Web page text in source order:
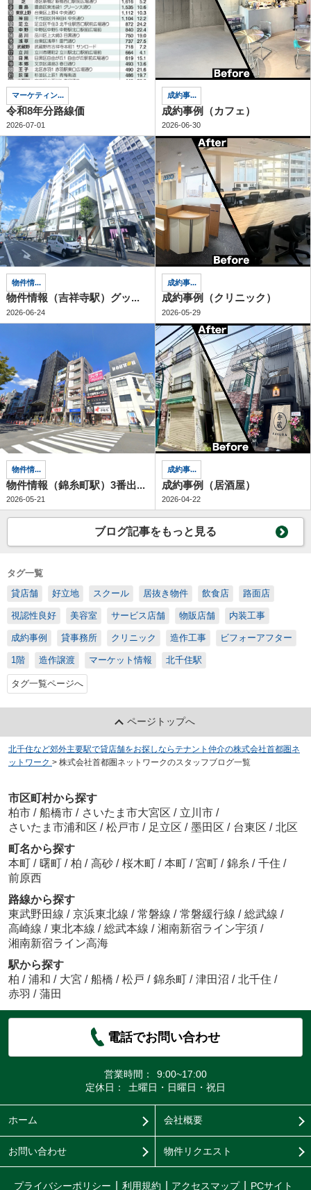
マーケティン...
令和8年分路線価
2026-07-01
成約事...
成約事例（カフェ）
2026-06-30
物件情...
物件情報（吉祥寺駅）グッ...
2026-06-24
成約事...
成約事例（クリニック）
2026-05-29
物件情...
物件情報（錦糸町駅）3番出...
2026-05-21
成約事...
成約事例（居酒屋）
2026-04-22
ブログ記事をもっと見る
タグ一覧
貸店舗
好立地 スクール 居抜き物件 飲食店 路面店
視認性良好 美容室 サービス店舗 物販店舗 内装工事
成約事例 貸事務所 クリニック 造作工事 ビフォーアフター
1階 造作譲渡 マーケット情報 北千住駅
タグ一覧ページへ
ページトップへ
北千住など郊外主要駅で貸店舗をお探しならテナント仲介の株式会社首都圏ネ
ットワーク > 株式会社首都圏ネットワークのスタッフブログ一覧
市区町村から探す
柏市 / 船橋市 / さいたま市大宮区 / 立川市 /
さいたま市浦和区 / 松戸市 / 足立区 / 墨田区 / 台東区 / 北区
町名から探す
本町 / 曙町 / 柏 / 高砂 / 桜木町 / 本町 / 宮町 / 錦糸 / 千住 /
前原西
路線から探す
東武野田線 / 京浜東北線 / 常磐線 / 常磐緩行線 / 総武線 /
高崎線 / 東北本線 / 総武本線 / 湘南新宿ライン宇須 /
湘南新宿ライン高海
駅から探す
柏 / 浦和 / 大宮 / 船橋 / 松戸 / 錦糸町 / 津田沼 / 北千住 /
赤羽 / 蒲田
電話でお問い合わせ
営業時間：
9:00~17:00
定休日：
土曜日・日曜日・祝日
ホーム 会社概要
お問い合わせ 物件リクエスト
プライバシーポリシー 利用規約 アクセスマップ PCサイト